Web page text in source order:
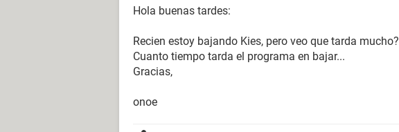
Hola buenas tardes:
Recien estoy bajando Kies, pero veo que tarda mucho?
Cuanto tiempo tarda el programa en bajar...
Gracias,
onoe